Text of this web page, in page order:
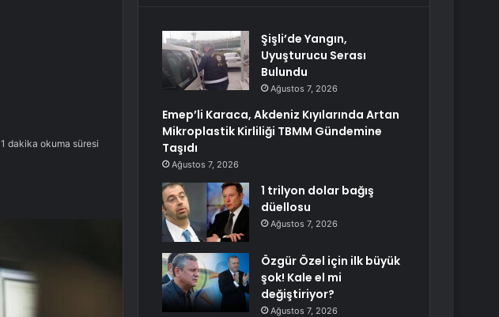
1 dakika okuma süresi
Şişli’de Yangın,
Uyuşturucu Serası
Bulundu
Ağustos 7, 2026
Emep’li Karaca, Akdeniz Kıyılarında Artan
Mikroplastik Kirliliği TBMM Gündemine
Taşıdı
Ağustos 7, 2026
1 trilyon dolar bağış
düellosu
Ağustos 7, 2026
Özgür Özel için ilk büyük
şok! Kale el mi
değiştiriyor?
Ağustos 7, 2026